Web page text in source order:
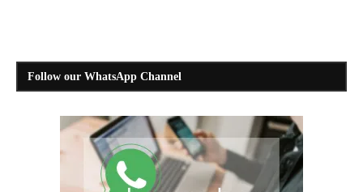
Follow our WhatsApp Channel